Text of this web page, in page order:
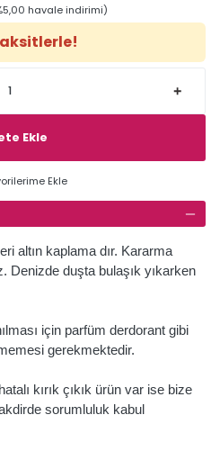
havale indirimi)
Ekle
altın kaplama dır. Kararma
Denizde duşta bulaşık yıkarken
için parfüm derdorant gibi
gerekmektedir.
kırık çıkık ürün var ise bize
sorumluluk kabul